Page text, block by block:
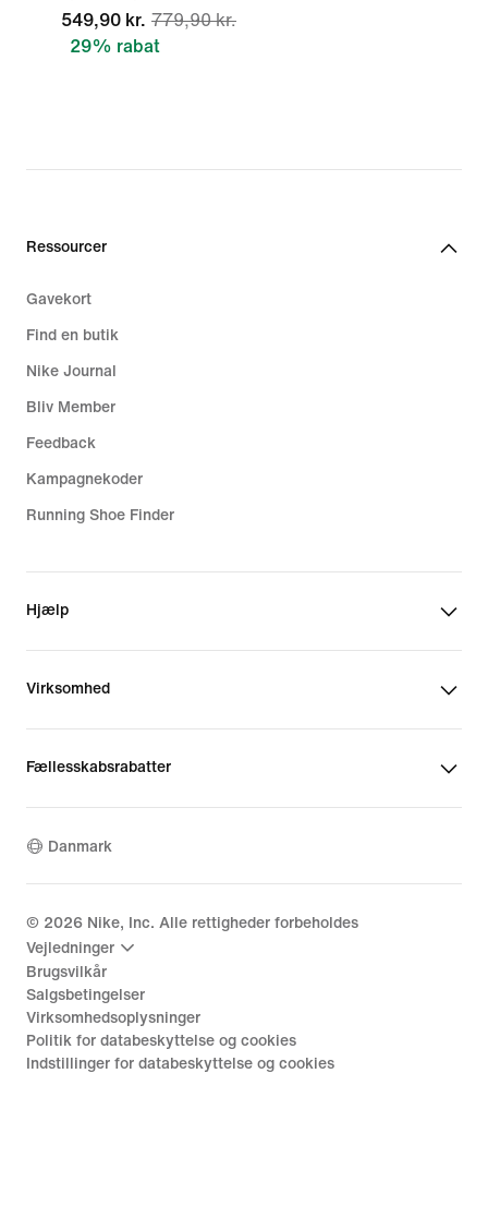
549,90 kr. 779,90 kr.
29% rabat
Ressourcer
Gavekort
Find en butik
Nike Journal
Bliv Member
Feedback
Kampagnekoder
Running Shoe Finder
Hjælp
Virksomhed
Fællesskabsrabatter
Danmark
© 2026 Nike, Inc. Alle rettigheder forbeholdes
Vejledninger
Brugsvilkår
Salgsbetingelser
Virksomhedsoplysninger
Politik for databeskyttelse og cookies
Indstillinger for databeskyttelse og cookies